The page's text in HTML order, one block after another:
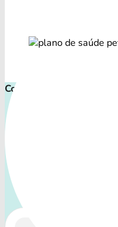
Comece proteger ainda